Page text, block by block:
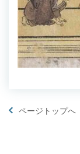
ページトップへ